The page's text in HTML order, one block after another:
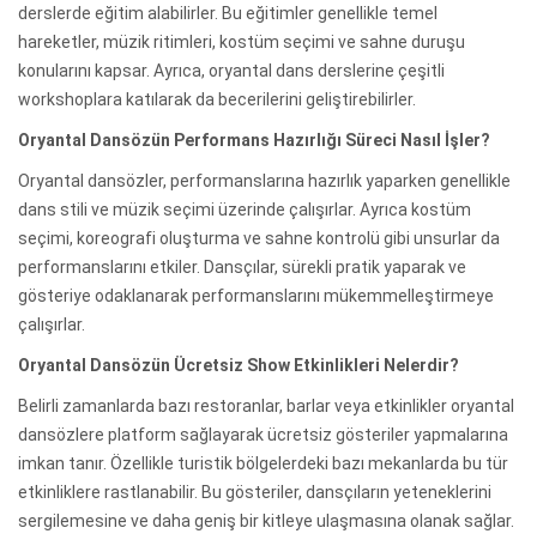
derslerde eğitim alabilirler. Bu eğitimler genellikle temel
hareketler, müzik ritimleri, kostüm seçimi ve sahne duruşu
konularını kapsar. Ayrıca, oryantal dans derslerine çeşitli
workshoplara katılarak da becerilerini geliştirebilirler.
Oryantal Dansözün Performans Hazırlığı Süreci Nasıl İşler?
Oryantal dansözler, performanslarına hazırlık yaparken genellikle
dans stili ve müzik seçimi üzerinde çalışırlar. Ayrıca kostüm
seçimi, koreografi oluşturma ve sahne kontrolü gibi unsurlar da
performanslarını etkiler. Dansçılar, sürekli pratik yaparak ve
gösteriye odaklanarak performanslarını mükemmelleştirmeye
çalışırlar.
Oryantal Dansözün Ücretsiz Show Etkinlikleri Nelerdir?
Belirli zamanlarda bazı restoranlar, barlar veya etkinlikler oryantal
dansözlere platform sağlayarak ücretsiz gösteriler yapmalarına
imkan tanır. Özellikle turistik bölgelerdeki bazı mekanlarda bu tür
etkinliklere rastlanabilir. Bu gösteriler, dansçıların yeteneklerini
sergilemesine ve daha geniş bir kitleye ulaşmasına olanak sağlar.